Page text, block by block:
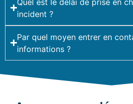
incident ?
Par quel moyen entrer en
informations ?